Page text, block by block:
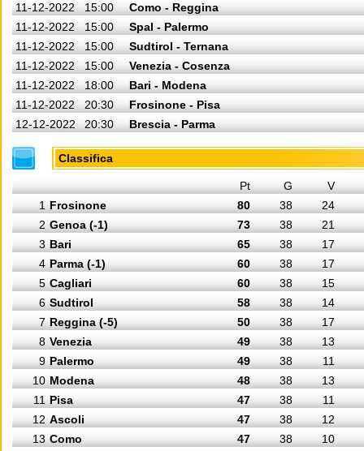
11-12-2022
15:00
Como - Reggina
11-12-2022
15:00
Spal - Palermo
11-12-2022
15:00
Sudtirol - Ternana
11-12-2022
15:00
Venezia - Cosenza
11-12-2022
18:00
Bari - Modena
11-12-2022
20:30
Frosinone - Pisa
12-12-2022
20:30 Brescia - Parma
Classifica
Pt G
V
1 Frosinone 80 38
24
2 Genoa (-1) 73 38
21
3 Bari 65 38
17
4 Parma (-1) 60 38
17
5 Cagliari 60 38
15
6 Sudtirol 58 38
14
7 Reggina (-5) 50 38
17
8 Venezia 49 38
13
9 Palermo 49 38
11
10 Modena 48 38
13
11 Pisa 47 38
11
12 Ascoli 47 38
12
13 Como 47 38
10